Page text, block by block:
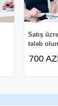
Satış
tələb
700